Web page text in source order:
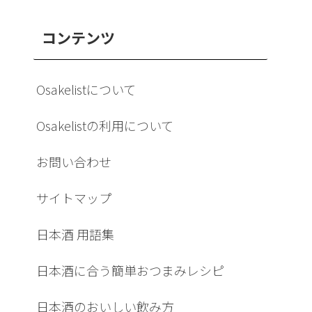
コンテンツ
Osakelistについて
Osakelistの利用について
お問い合わせ
サイトマップ
日本酒 用語集
日本酒に合う簡単おつまみレシピ
日本酒のおいしい飲み方